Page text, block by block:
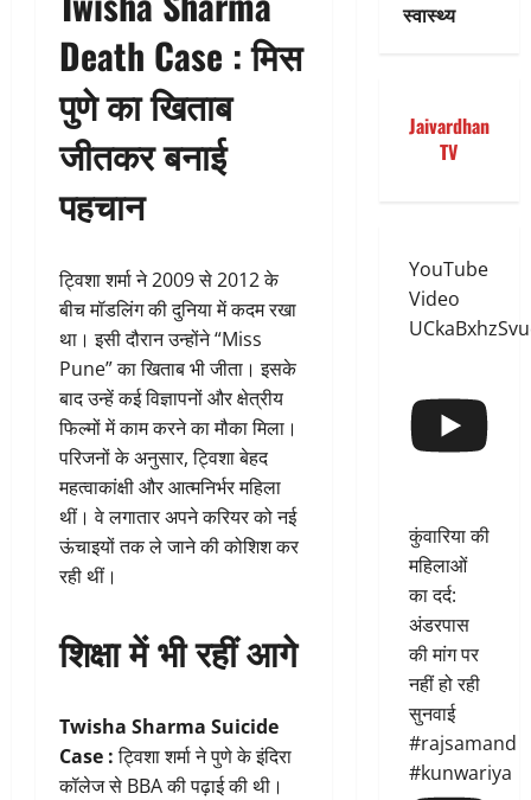
Death Case : मिस
पुणे का खिताब
जीतकर बनाई
पहचान
ट्विशा शर्मा ने 2009 से 2012 के
बीच मॉडलिंग की दुनिया में कदम रखा
था। इसी दौरान उन्होंने “Miss
Pune” का खिताब भी जीता। इसके
बाद उन्हें कई विज्ञापनों और क्षेत्रीय
फिल्मों में काम करने का मौका मिला।
परिजनों के अनुसार, ट्विशा बेहद
महत्वाकांक्षी और आत्मनिर्भर महिला
थीं। वे लगातार अपने करियर को नई
ऊंचाइयों तक ले जाने की कोशिश कर
रही थीं।
शिक्षा में भी रहीं आगे
Twisha Sharma Suicide
Case :ट्विशा शर्मा ने पुणे के इंदिरा
कॉलेज से BBA की पढ़ाई की थी।
स्वास्थ्य
Jaivardhan
TV
YouTube
Video
कुंवारिया की
महिलाओं
का दर्द:
अंडरपास
की मांग पर
नहीं हो रही
सुनवाई
#rajsamand
#kunwariya